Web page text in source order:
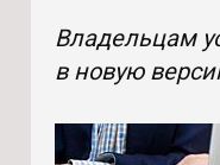
Владельцам
в новую